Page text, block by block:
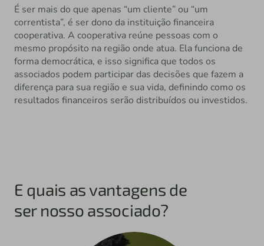
É ser mais do que apenas “um cliente” ou “um
correntista”, é ser dono da instituição financeira
cooperativa. A cooperativa reúne pessoas com o
mesmo propósito na região onde atua. Ela funciona de
forma democrática, e isso significa que todos os
associados podem participar das decisões que fazem a
diferença para sua região e sua vida, definindo como os
resultados financeiros serão distribuídos ou investidos.
E quais as vantagens de
ser nosso associado?